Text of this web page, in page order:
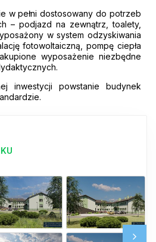
w pełni dostosowany do potrzeb
– podjazd na zewnątrz, toalety,
w system odzyskiwania
fotowoltaiczną, pompę ciepła
wyposażenie niezbędne
inwestycji powstanie budynek